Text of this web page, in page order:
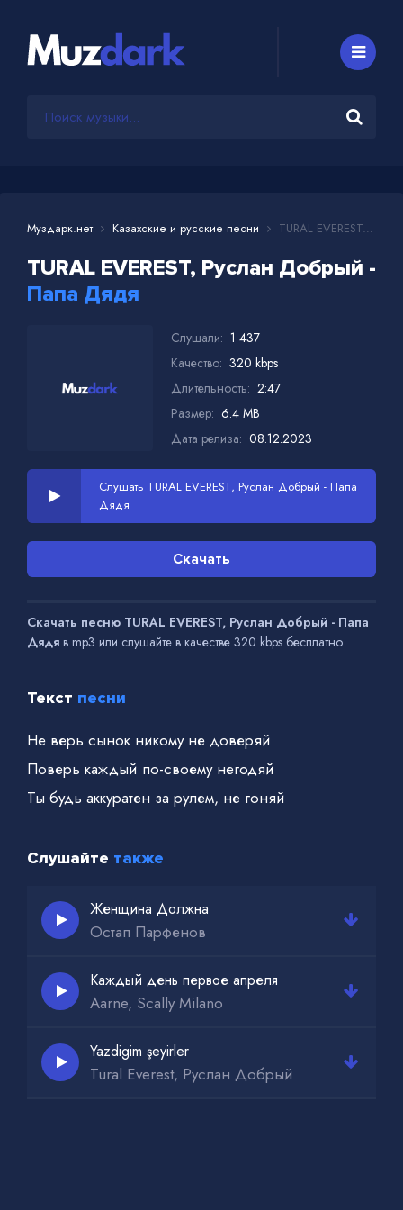
Муздарк.нет Казахские и русские песни TURAL EVEREST, Руслан Добрый - Папа Дядя
TURAL EVEREST, Руслан Добрый -
Папа Дядя
Слушали: 1 437
Качество: 320 kbps
Длительность: 2:47
Размер: 6.4 MB
Дата релиза: 08.12.2023
Слушать TURAL EVEREST, Руслан Добрый - Папа
Дядя
Скачать
Скачать песню TURAL EVEREST, Руслан Добрый - Папа
Дядя в mp3 или слушайте в качестве 320 kbps бесплатно
Текст песни
Не верь сынок никому не доверяй
Поверь каждый по-своему негодяй
Ты будь аккуратен за рулем, не гоняй
Слушайте также
Женщина Должна
Остап Парфенов
Каждый день первое апреля
Aarne, Scally Milano
Yazdigim şeyirler
Tural Everest, Руслан Добрый